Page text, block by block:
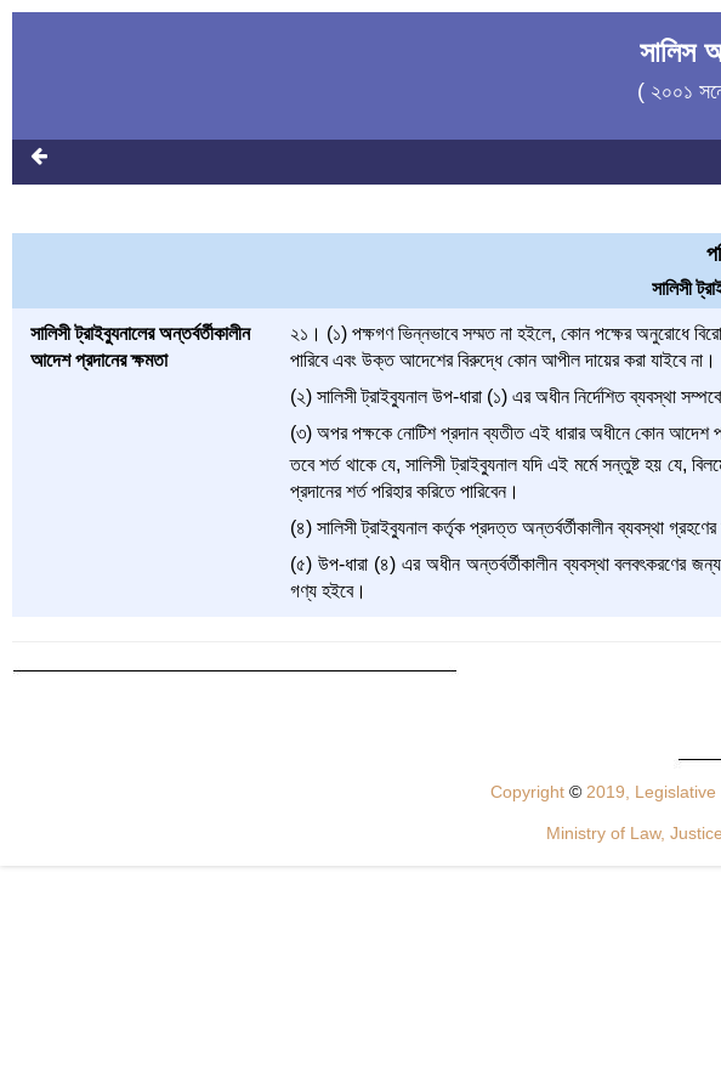
সালিস
( ২০০১
সালিসী
সালিসী ট্রাইব্যুনালের অন্তর্বর্তীকালীন
আদেশ প্রদানের ক্ষমতা
২১। (১) পক্ষগণ ভিন্নভাবে সম্মত না হইলে, কোন পক্ষের অনুরোধে
পারিবে এবং উক্ত আদেশের বিরুদ্ধে কোন আপীল দায়ের করা যাইবে না।
(২) সালিসী ট্রাইব্যুনাল উপ-ধারা (১) এর অধীন নির্দেশিত ব্যবস্থা
(৩) অপর পক্ষকে নোটিশ প্রদান ব্যতীত এই ধারার অধীনে কোন আদেশ
তবে শর্ত থাকে যে, সালিসী ট্রাইব্যুনাল যদি এই মর্মে সন্তুষ্ট হয় যে,
প্রদানের শর্ত পরিহার করিতে পারিবেন।
(৪) সালিসী ট্রাইব্যুনাল কর্তৃক প্রদত্ত অন্তর্বর্তীকালীন ব্যবস্থা
(৫) উপ-ধারা (৪) এর অধীন অন্তর্বর্তীকালীন ব্যবস্থা বলবৎকরণের
গণ্য হইবে।
Copyright ©2019, Legislative
Ministry of Law,